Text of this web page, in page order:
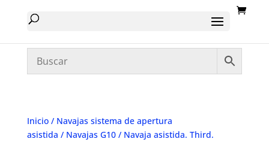
Inicio/ Navajas sistema de apertura
asistida / Navajas G10/ Navaja asistida. Third.